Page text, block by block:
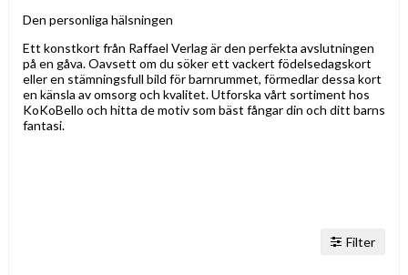
Den personliga hälsningen
Ett konstkort från Raffael Verlag är den perfekta avslutningen
på en gåva. Oavsett om du söker ett vackert födelsedagskort
eller en stämningsfull bild för barnrummet, förmedlar dessa kort
en känsla av omsorg och kvalitet. Utforska vårt sortiment hos
KoKoBello och hitta de motiv som bäst fångar din och ditt barns
fantasi.
Filter